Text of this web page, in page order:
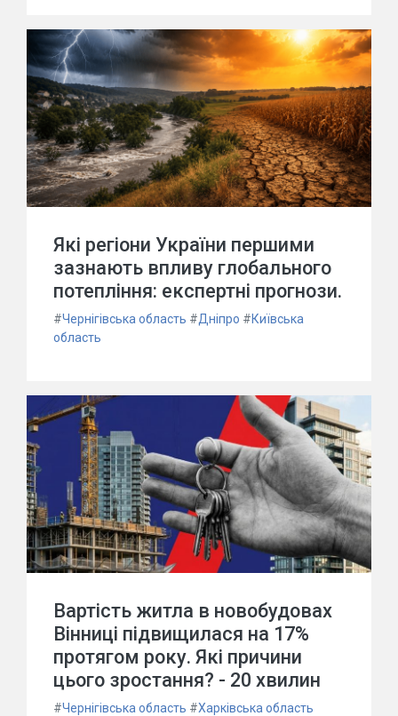
Які регіони України першими
зазнають впливу глобального
потепління: експертні прогнози.
#Чернігівська область #Дніпро #Київська
область
Вартість житла в новобудовах
Вінниці підвищилася на 17%
протягом року. Які причини
цього зростання? - 20 хвилин
#Чернігівська область #Харківська область